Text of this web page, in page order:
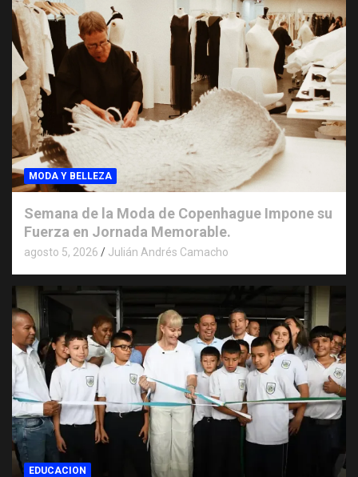
MODA Y BELLEZA
Semana de la Moda de Copenhague Impone su
Fuerza en Jornada Memorable.
agosto 5, 2026 Julián Andrés Camacho
EDUCACION